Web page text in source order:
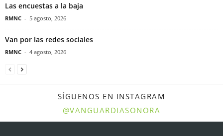
Las encuestas a la baja
RMNC - 5 agosto, 2026
Van por las redes sociales
RMNC - 4 agosto, 2026
SÍGUENOS EN INSTAGRAM
@VANGUARDIASONORA